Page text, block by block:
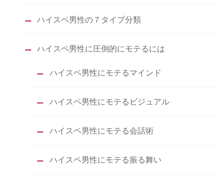
ハイスペ男性の７タイプ分類
ハイスペ男性に圧倒的にモテるには
ハイスペ男性にモテるマインド
ハイスペ男性にモテるビジュアル
ハイスペ男性にモテる会話術
ハイスペ男性にモテる振る舞い